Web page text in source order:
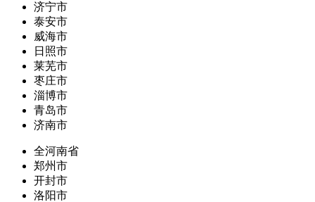
济宁市
泰安市
威海市
日照市
莱芜市
枣庄市
淄博市
青岛市
济南市
全河南省
郑州市
开封市
洛阳市